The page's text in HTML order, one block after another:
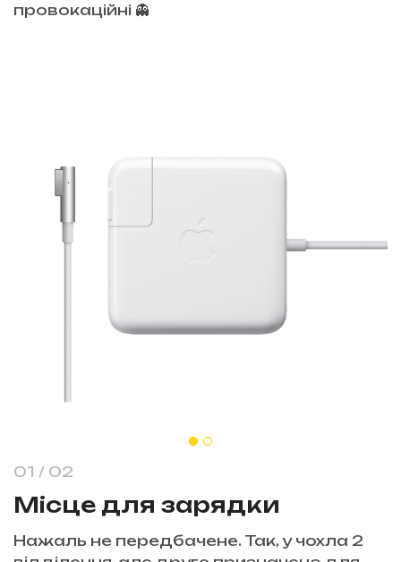
провокаційні 👻
Місце для зарядки
Нажаль не передбачене. Так, у чохла 2
1 / 2